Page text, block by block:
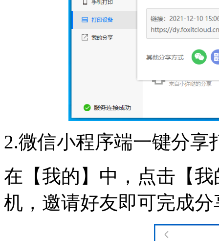
2.微信小程序端一键分享
在【我的】中，点击【
机，邀请好友即可完成分